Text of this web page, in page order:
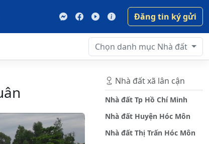
Đăng tin ký gửi
Chọn danh mục Nhà đất
Nhà đất xã lân cận
Nhà đất Tp Hồ Chí Minh
Nhà đất Huyện Hóc Môn
Nhà đất Thị Trấn Hóc Môn